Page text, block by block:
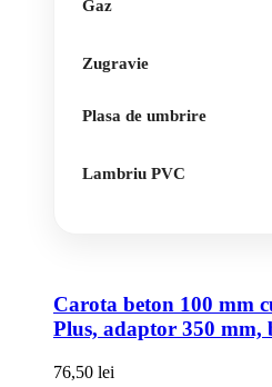
Gaz
Zugravie
Plasa de umbrire
Lambriu PVC
Carota beton 100 mm
Plus, adaptor 350
76,50 lei